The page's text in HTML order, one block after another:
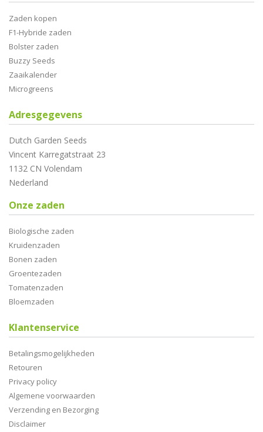
Zaden kopen
F1-Hybride zaden
Bolster zaden
Buzzy Seeds
Zaaikalender
Microgreens
Adresgegevens
Dutch Garden Seeds
Vincent Karregatstraat 23
1132 CN Volendam
Nederland
Onze zaden
Biologische zaden
Kruidenzaden
Bonen zaden
Groentezaden
Tomatenzaden
Bloemzaden
Klantenservice
Betalingsmogelijkheden
Retouren
Privacy policy
Algemene voorwaarden
Verzending en Bezorging
Disclaimer